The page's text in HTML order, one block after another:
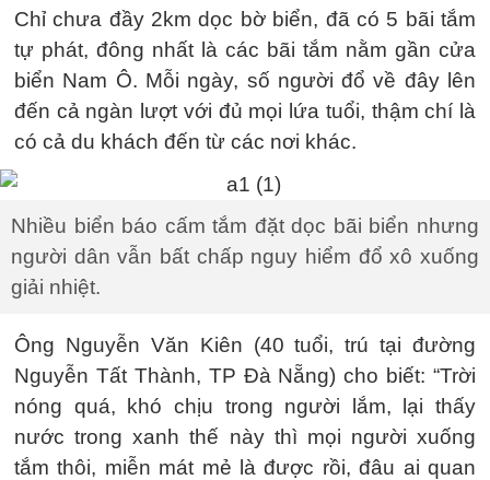
Chỉ chưa đầy 2km dọc bờ biển, đã có 5 bãi tắm
tự phát, đông nhất là các bãi tắm nằm gần cửa
biển Nam Ô. Mỗi ngày, số người đổ về đây lên
đến cả ngàn lượt với đủ mọi lứa tuổi, thậm chí là
có cả du khách đến từ các nơi khác.
Nhiều biển báo cấm tắm đặt dọc bãi biển nhưng
người dân vẫn bất chấp nguy hiểm đổ xô xuống
giải nhiệt.
Ông Nguyễn Văn Kiên (40 tuổi, trú tại đường
Nguyễn Tất Thành, TP Đà Nẵng) cho biết: “Trời
nóng quá, khó chịu trong người lắm, lại thấy
nước trong xanh thế này thì mọi người xuống
tắm thôi, miễn mát mẻ là được rồi, đâu ai quan